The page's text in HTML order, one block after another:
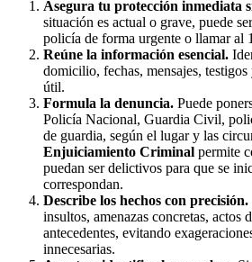
Asegura tu protección inmediata
situación es actual o grave, puede
policía de forma urgente o llamar al
Reúne la información esencial.
domicilio, fechas, mensajes,
útil.
Formula la denuncia. Puede
Policía Nacional, Guardia Civil,
de guardia, según el lugar y las
Enjuiciamiento Criminal permite
puedan ser delictivos para que se
correspondan.
Describe los hechos con precisión.
insultos, amenazas concretas, actos
antecedentes, evitando
innecesarias.